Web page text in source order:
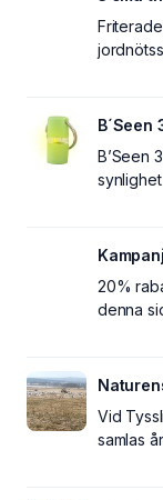
B’Seen
synlighet
20%
denna
Vid
samlas